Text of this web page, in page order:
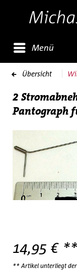
Menü
Übersicht
2
Pantograph
14,95 € **
** Artikel unterliegt der